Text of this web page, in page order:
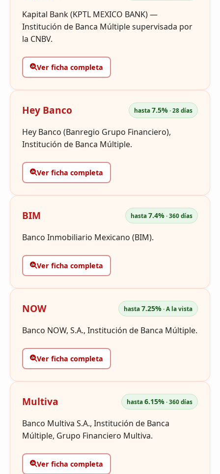
Kapital Bank (KPTL MEXICO BANK) —
Institución de Banca Múltiple supervisada por
la CNBV.
Ver ficha completa
Hey Banco hasta7.5%· 28 días
Hey Banco (Banregio Grupo Financiero),
Institución de Banca Múltiple.
Ver ficha completa
BIM hasta7.4%· 360 días
Banco Inmobiliario Mexicano (BIM).
Ver ficha completa
NOW hasta7.25%· A la vista
Banco NOW, S.A., Institución de Banca Múltiple.
Ver ficha completa
Multiva hasta6.15%· 360 días
Banco Multiva S.A., Institución de Banca
Múltiple, Grupo Financiero Multiva.
Ver ficha completa